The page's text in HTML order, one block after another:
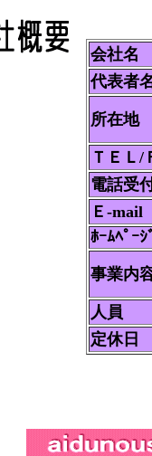
会社名
代表者
所在地
ＴＥＬ/
電話受
Ｅ-mail
ﾎｰﾑﾍﾟｰｼ
事業内
人員
定休日